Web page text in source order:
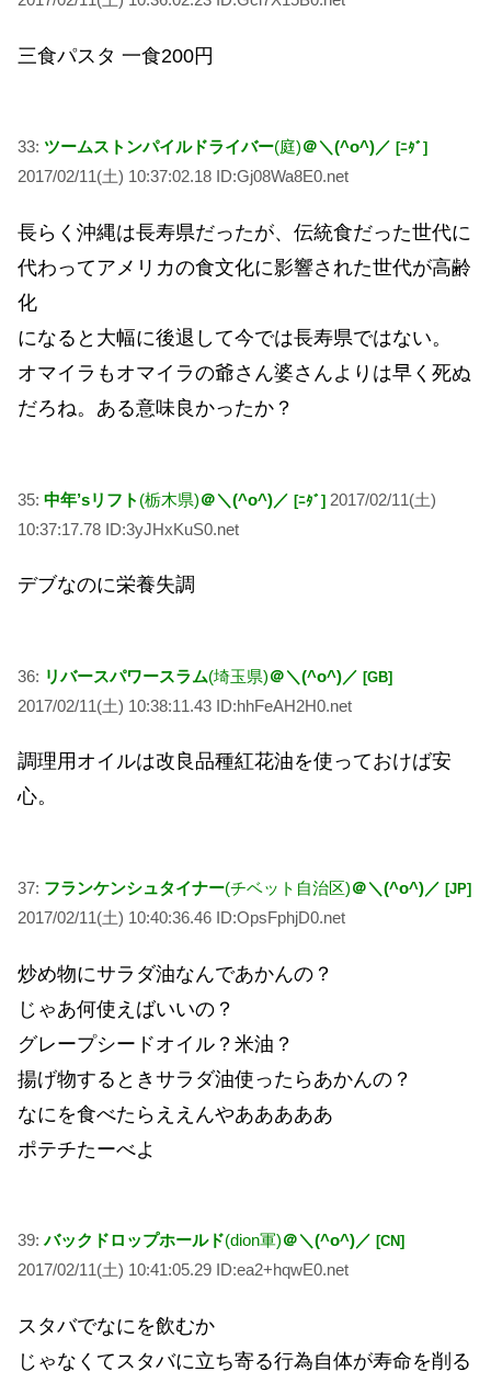
三食パスタ 一食200円
33: ツームストンパイルドライバー(庭)＠＼(^o^)／ [ﾆﾀﾞ]
2017/02/11(土) 10:37:02.18 ID:Gj08Wa8E0.net
長らく沖縄は長寿県だったが、伝統食だった世代に
代わってアメリカの食文化に影響された世代が高齢
化
になると大幅に後退して今では長寿県ではない。
オマイラもオマイラの爺さん婆さんよりは早く死ぬ
だろね。ある意味良かったか？
35: 中年’sリフト (栃木県)＠＼(^o^)／ [ﾆﾀﾞ] 2017/02/11(土)
10:37:17.78 ID:3yJHxKuS0.net
デブなのに栄養失調
36: リバースパワースラム(埼玉県)＠＼(^o^)／ [GB]
2017/02/11(土) 10:38:11.43 ID:hhFeAH2H0.net
調理用オイルは改良品種紅花油を使っておけば安
心。
37: フランケンシュタイナー(チベット自治区)＠＼(^o^)／ [JP]
2017/02/11(土) 10:40:36.46 ID:OpsFphjD0.net
炒め物にサラダ油なんであかんの？
じゃあ何使えばいいの？
グレープシードオイル？米油？
揚げ物するときサラダ油使ったらあかんの？
なにを食べたらええんやあああああ
ポテチたーべよ
39: バックドロップホールド(dion軍)＠＼(^o^)／ [CN]
2017/02/11(土) 10:41:05.29 ID:ea2+hqwE0.net
スタバでなにを飲むか
じゃなくてスタバに立ち寄る行為自体が寿命を削る